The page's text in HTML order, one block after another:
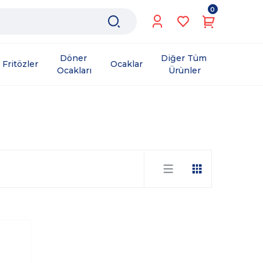
0
Fritözler
Döner
Ocakları
Ocaklar
Diğer Tüm
Ürünler